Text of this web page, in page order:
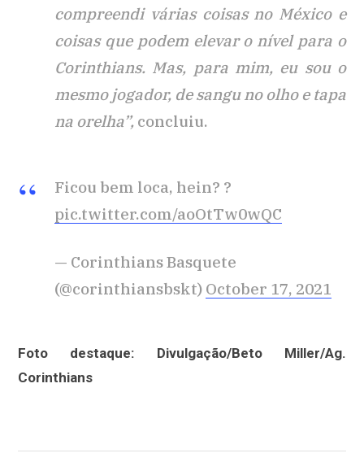
compreendi várias coisas no México e
coisas que podem elevar o nível para o
Corinthians. Mas, para mim, eu sou o
mesmo jogador, de sangu no olho e tapa
na orelha”, concluiu.
Ficou bem loca, hein? ?
pic.twitter.com/aoOtTw0wQC
— Corinthians Basquete
(@corinthiansbskt) October 17, 2021
Foto destaque: Divulgação/Beto Miller/Ag.
Corinthians